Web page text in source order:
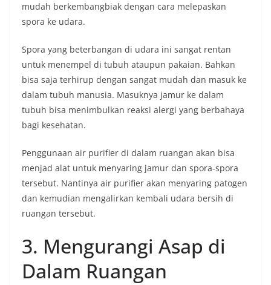
mudah berkembangbiak dengan cara melepaskan
spora ke udara.
Spora yang beterbangan di udara ini sangat rentan
untuk menempel di tubuh ataupun pakaian. Bahkan
bisa saja terhirup dengan sangat mudah dan masuk ke
dalam tubuh manusia. Masuknya jamur ke dalam
tubuh bisa menimbulkan reaksi alergi yang berbahaya
bagi kesehatan.
Penggunaan air purifier di dalam ruangan akan bisa
menjad alat untuk menyaring jamur dan spora-spora
tersebut. Nantinya air purifier akan menyaring patogen
dan kemudian mengalirkan kembali udara bersih di
ruangan tersebut.
3. Mengurangi Asap di
Dalam Ruangan